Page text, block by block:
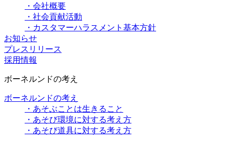
・会社概要
・社会貢献活動
・カスタマーハラスメント基本方針
お知らせ
プレスリリース
採用情報
ボーネルンドの考え
ボーネルンドの考え
・あそぶことは生きること
・あそび環境に対する考え方
・あそび道具に対する考え方